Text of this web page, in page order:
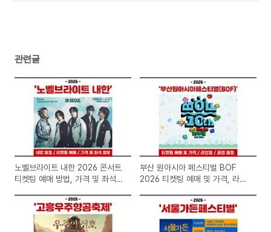
관련글
노벨브라이트 내한 2026 콘서트
티켓팅 예매 방법, 가격 및 좌석
TOUR PYRAMID)
부산 원아시아 페스티벌 BOF
2026 티켓팅 예매 및 가격, 라인
파크 콘서트)